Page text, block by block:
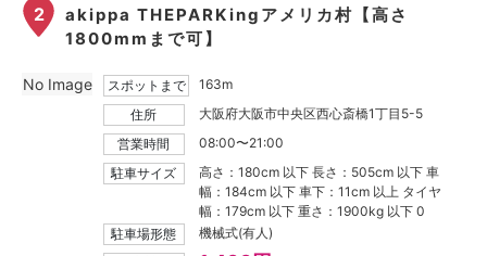
2
akippa THEPARKingアメリカ村【高さ
1800mmまで可】
スポットまで
163m
住所
大阪府大阪市中央区西心斎橋1丁目5-5
営業時間
08:00〜21:00
駐車サイズ
高さ：180cm 以下 長さ：505cm 以下 車
幅：184cm 以下 車下：11cm 以上 タイヤ
幅：179cm 以下 重さ：1900kg 以下 0
駐車場形態
機械式(有人)
No Image